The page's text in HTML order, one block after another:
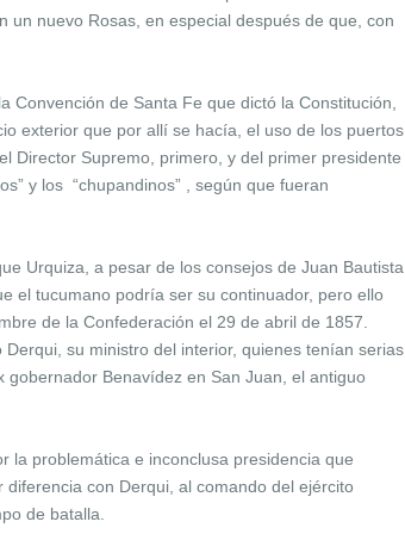
nuevo Rosas, en especial después de que, con
Convención de Santa Fe que dictó la Constitución,
exterior que por allí se hacía, el uso de los puertos
Director Supremo, primero, y del primer presidente
y los “chupandinos” , según que fueran
Urquiza, a pesar de los consejos de Juan Bautista
el tucumano podría ser su continuador, pero ello
de la Confederación el 29 de abril de 1857.
su ministro del interior, quienes tenían serias
Benavídez en San Juan, el antiguo
la problemática e inconclusa presidencia que
con Derqui, al comando del ejército
de batalla.